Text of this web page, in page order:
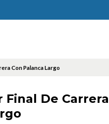
Con Palanca Largo
De